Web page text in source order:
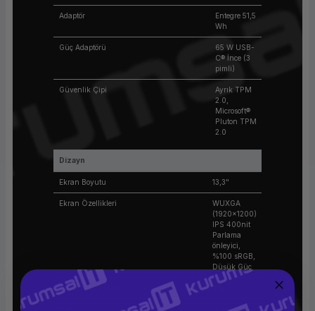
Adaptör
Entegre 51,5
Wh
Güç Adaptörü
65 W USB-
C® İnce (3
pimli)
Güvenlik Çipi
Ayrık TPM
2.0,
Microsoft®
Pluton TPM
2.0
Dizayn
Ekran Boyutu 13,3"
Ekran Özellikleri
WUXGA
(1920x1200)
IPS 400nit
Parlama
önleyici,
%100 sRGB,
Düşük Güç
Dokunmatik Ekran Yok
Arkadan